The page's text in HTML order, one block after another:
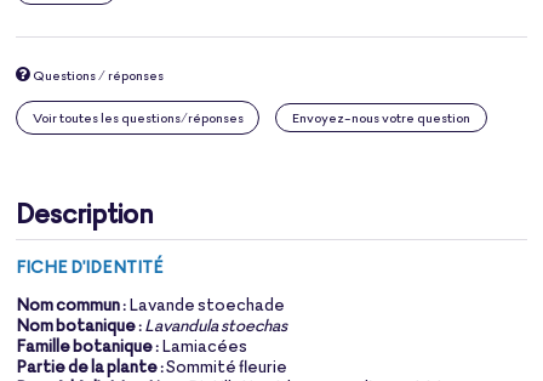
Questions / réponses
Voir toutes les questions/réponses Envoyez-nous votre question
Description
FICHE D'IDENTITÉ
Nom commun :Lavande stoechade
Nom botanique :Lavandula stoechas
Famille botanique :Lamiacées
Partie de la plante :Sommité fleurie